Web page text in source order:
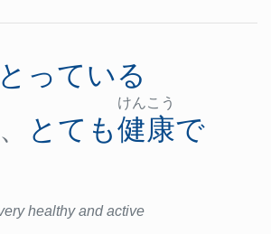
とっている
、 とても
けんこう
健康で
healthy and active